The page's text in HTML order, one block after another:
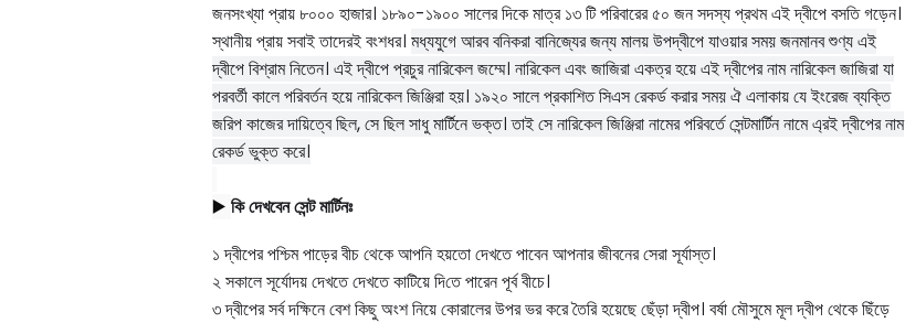
জনসংখ্যা প্রায় ৮০০০ হাজার। ১৮৯০-১৯০০ সালের দিকে মাত্র ১৩ টি পরিবারের ৫০ জন সদস্য প্রথম এই দ্বীপে বসতি গড়েন।
স্থানীয় প্রায় সবাই তাদেরই বংশধর। মধ্যযুগে আরব বনিকরা বানিজ্যের জন্য মালয় উপদ্বীপে যাওয়ার সময় জনমানব শুণ্য এই
দ্বীপে বিশ্রাম নিতেন। এই দ্বীপে প্রচুর নারিকেল জম্মে। নারিকেল এবং জাজিরা একত্র হয়ে এই দ্বীপের নাম নারিকেল জাজিরা যা
পরবর্তী কালে পরিবর্তন হয়ে নারিকেলজিঞ্জিরা হয়। ১৯২০ সালে প্রকাশিতসিএসরেকর্ড করার সময় ঐ এলাকায় যে ইংরেজ ব্যক্তি
জরিপ কাজের দায়িত্বে ছিল,সে ছিল সাধু মার্টিনে ভক্ত। তাই সে নারিকেল জিঞ্জিরা নামের পরিবর্তে সেন্টমার্টিন নামে এ্রই দ্বীপের নাম
রেকর্ড ভুক্ত করে।
▶️ কি দেখবেনসেন্ট মার্টিনঃ
১ দ্বীপের পশ্চিম পাড়ের বীচ থেকে আপনি হয়তো দেখতে পাবেন আপনার জীবনের সেরা সূর্যাস্ত।
২ সকালে সূর্যোদয় দেখতে দেখতে কাটিয়ে দিতে পারেনপূর্ব বীচে।
৩ দ্বীপের সর্ব দক্ষিনে বেশ কিছু অংশ নিয়ে কোরালের উপর ভর করে তৈরি হয়েছে ছেঁড়া দ্বীপ। বর্ষা মৌসুমে মূল দ্বীপ থেকে ছিঁড়ে